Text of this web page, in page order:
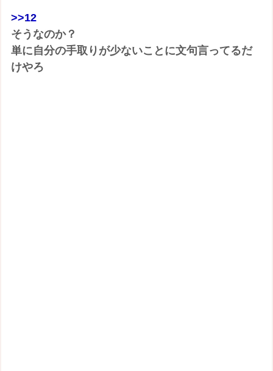
>>12
そうなのか？
単に自分の手取りが少ないことに文句言ってるだ
けやろ